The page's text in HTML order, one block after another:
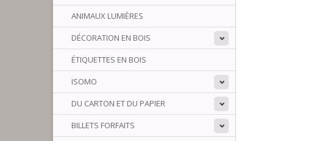
ANIMAUX LUMIÈRES
DÉCORATION EN BOIS
ÉTIQUETTES EN BOIS
ISOMO
DU CARTON ET DU PAPIER
BILLETS FORFAITS